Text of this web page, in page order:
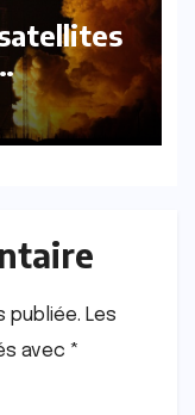
publiée. Les
avec *